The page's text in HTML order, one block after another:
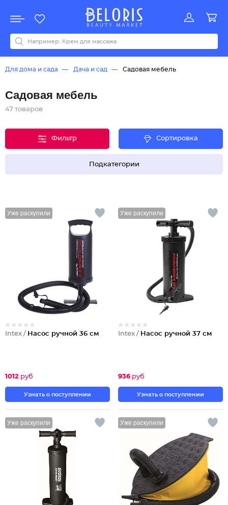
Акции
Все бренды
0-9ABCDEFGHIJKLMNOPQRSTUVWYZАБВДЗИМОКЛНПРСТУФ
Для дома и сада Дача и сад Садовая мебель
Садовая мебель
47 товаров
Фильтр Сортировка
Подкатегории
Уже раскупили
Intex / Насос ручной 36 см
1012 руб
Узнать о поступлении
Уже раскупили
Intex / Насос ручной 37 см
936 руб
Узнать о поступлении
Уже раскупили Уже раскупили